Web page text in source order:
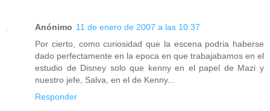
Anónimo 11 de enero de 2007 a las 10:37
Por cierto, como curiosidad que la escena podria haberse
dado perfectamente en la epoca en que trabajabamos en el
estudio de Disney solo que kenny en el papel de Mazi y
nuestro jefe, Salva, en el de Kenny...
Responder